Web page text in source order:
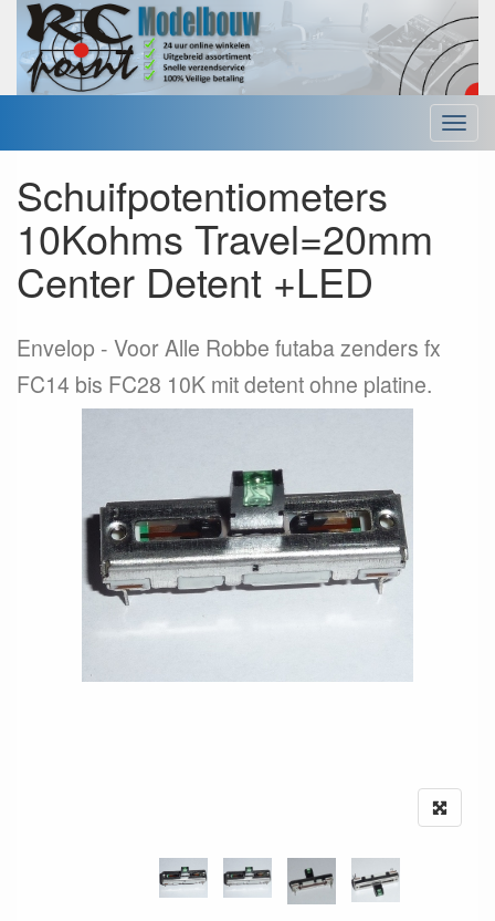
Menu
Schuifpotentiometers
10Kohms Travel=20mm
Center Detent +LED
Envelop
Voor Alle Robbe futaba zenders fx
FC14 bis FC28 10K mit detent ohne platine.